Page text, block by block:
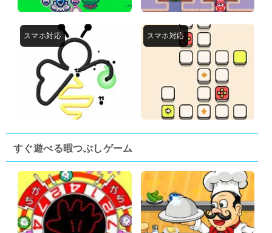
すぐ遊べる暇つぶしゲーム